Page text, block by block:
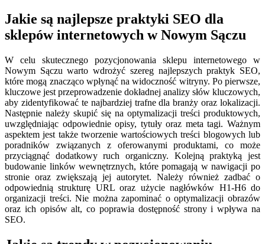
Jakie są najlepsze praktyki SEO dla
sklepów internetowych w Nowym Sączu
W celu skutecznego pozycjonowania sklepu internetowego w
Nowym Sączu warto wdrożyć szereg najlepszych praktyk SEO,
które mogą znacząco wpłynąć na widoczność witryny. Po pierwsze,
kluczowe jest przeprowadzenie dokładnej analizy słów kluczowych,
aby zidentyfikować te najbardziej trafne dla branży oraz lokalizacji.
Następnie należy skupić się na optymalizacji treści produktowych,
uwzględniając odpowiednie opisy, tytuły oraz meta tagi. Ważnym
aspektem jest także tworzenie wartościowych treści blogowych lub
poradników związanych z oferowanymi produktami, co może
przyciągnąć dodatkowy ruch organiczny. Kolejną praktyką jest
budowanie linków wewnętrznych, które pomagają w nawigacji po
stronie oraz zwiększają jej autorytet. Należy również zadbać o
odpowiednią strukturę URL oraz użycie nagłówków H1-H6 do
organizacji treści. Nie można zapominać o optymalizacji obrazów
oraz ich opisów alt, co poprawia dostępność strony i wpływa na
SEO.